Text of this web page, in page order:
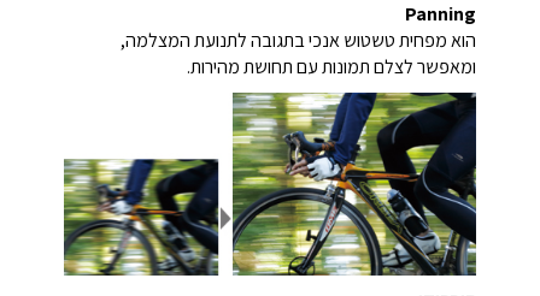
Panning
הוא מפחית טשטוש אנכי בתגובה לתנועת המצלמה,
ומאפשר לצלם תמונות עם תחושת מהירות.